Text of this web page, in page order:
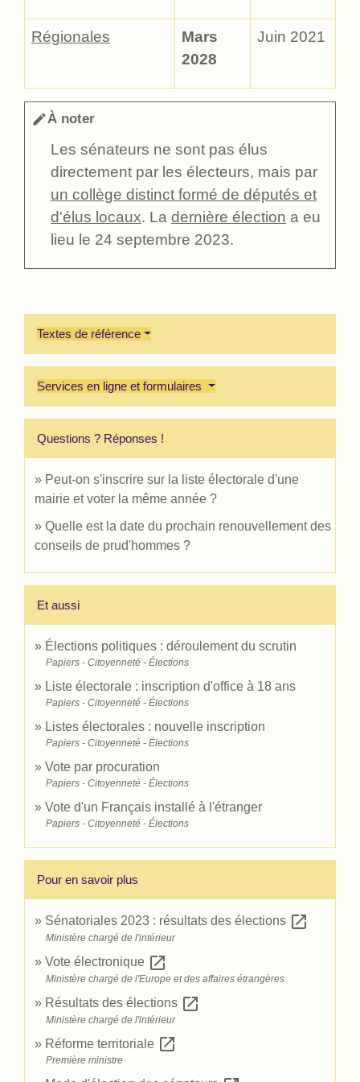
Régionales
Mars
2028
Juin 2021
editÀ noter
Les sénateurs ne sont pas élus
directement par les électeurs, mais par
un collège distinct formé de députés et
d'élus locaux. La dernière élection a eu
lieu le 24 septembre 2023.
Textes de référence
Services en ligne et formulaires
Questions ? Réponses !
Peut-on s'inscrire sur la liste électorale d'une
mairie et voter la même année ?
Quelle est la date du prochain renouvellement des
conseils de prud'hommes ?
Et aussi
Élections politiques : déroulement du scrutin
Papiers - Citoyenneté - Élections
Liste électorale : inscription d'office à 18 ans
Papiers - Citoyenneté - Élections
Listes électorales : nouvelle inscription
Papiers - Citoyenneté - Élections
Vote par procuration
Papiers - Citoyenneté - Élections
Vote d'un Français installé à l'étranger
Papiers - Citoyenneté - Élections
Pour en savoir plus
Sénatoriales 2023 : résultats des élections open_in_new
Ministère chargé de l'intérieur
Vote électronique open_in_new
Ministère chargé de l'Europe et des affaires étrangères
Résultats des élections open_in_new
Ministère chargé de l'intérieur
Réforme territoriale open_in_new
Première ministre